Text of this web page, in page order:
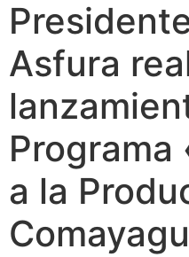
Asfura
Programa
a la